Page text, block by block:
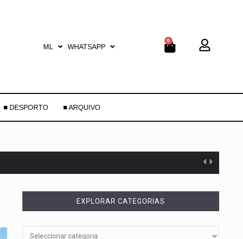
ML WHATSAPP
0
■ DESPORTO ■ ARQUIVO
EXPLORAR CATEGORIAS